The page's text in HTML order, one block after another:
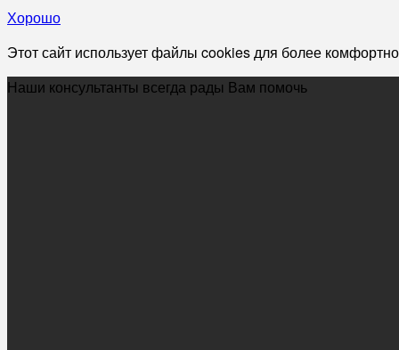
Хорошо
Этот сайт использует файлы cookies для более
Наши консультанты всегда рады Вам помочь